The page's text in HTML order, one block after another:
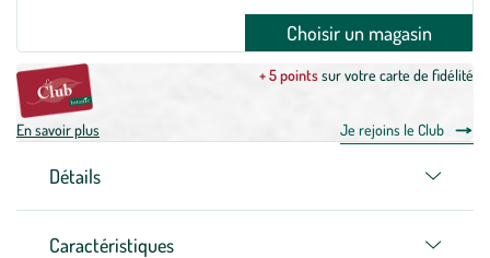
Choisir un magasin
+ 5 pointssur votre carte de fidélité
En savoir plus Je rejoins le Club
Détails
Caractéristiques